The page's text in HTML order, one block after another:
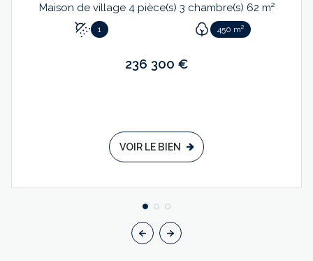
Maison de village 4 pièce(s) 3 chambre(s) 62 m²
1 450 m²
236 300 €
VOIR LE BIEN